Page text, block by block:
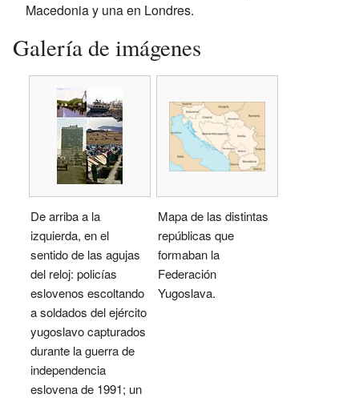
Macedonia y una en Londres.
Galería de imágenes
De arriba a la
izquierda, en el
sentido de las agujas
del reloj: policías
eslovenos escoltando
a soldados del ejército
yugoslavo capturados
durante la guerra de
independencia
eslovena de 1991; un
Mapa de las distintas
repúblicas que
formaban la
Federación
Yugoslava.